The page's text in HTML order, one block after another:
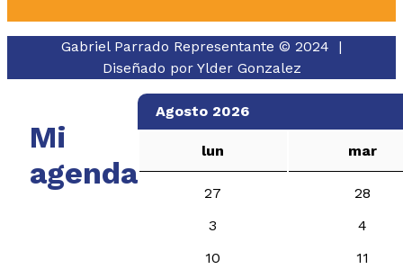
Gabriel Parrado Representante © 2024 |
Diseñado por Ylder Gonzalez
Mi
agenda
Agosto 2026
lun mar
27
28
3
4
10
11